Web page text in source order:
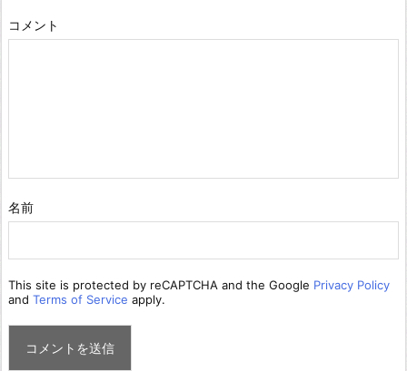
コメント
名前
This site is protected by reCAPTCHA and the Google Privacy Policy
and Terms of Service apply.